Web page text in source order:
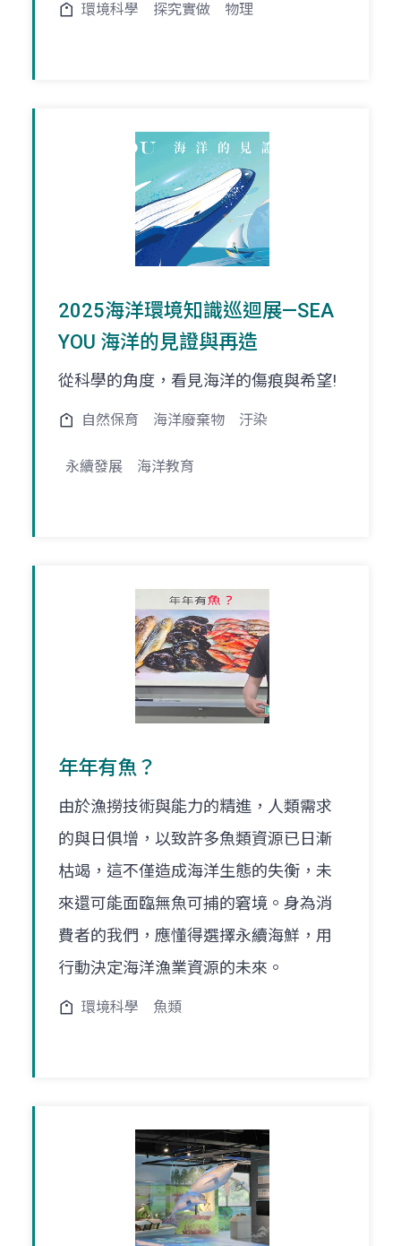
環境科學 探究實做 物理
2025海洋環境知識巡迴展—SEA
YOU 海洋的見證與再造
從科學的角度，看見海洋的傷痕與希望!
自然保育 海洋廢棄物 汙染
永續發展 海洋教育
年年有魚？
由於漁撈技術與能力的精進，人類需求
的與日俱增，以致許多魚類資源已日漸
枯竭，這不僅造成海洋生態的失衡，未
來還可能面臨無魚可捕的窘境。身為消
費者的我們，應懂得選擇永續海鮮，用
行動決定海洋漁業資源的未來。
環境科學 魚類